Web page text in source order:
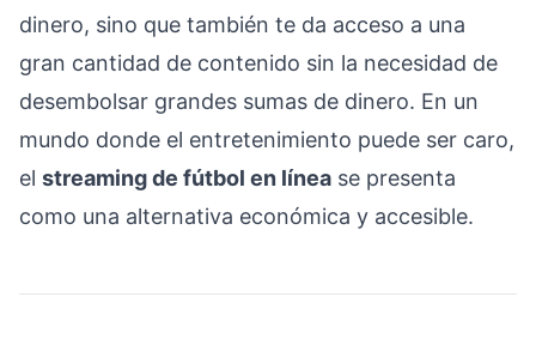
dinero, sino que también te da acceso a una
gran cantidad de contenido sin la necesidad de
desembolsar grandes sumas de dinero. En un
mundo donde el entretenimiento puede ser caro,
el streaming de fútbol en línea se presenta
como una alternativa económica y accesible.